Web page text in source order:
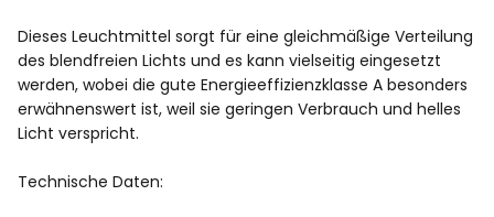
Dieses Leuchtmittel sorgt für eine gleichmäßige Verteilung
des blendfreien Lichts und es kann vielseitig eingesetzt
werden, wobei die gute Energieeffizienzklasse A besonders
erwähnenswert ist, weil sie geringen Verbrauch und helles
Licht verspricht.
Technische Daten: